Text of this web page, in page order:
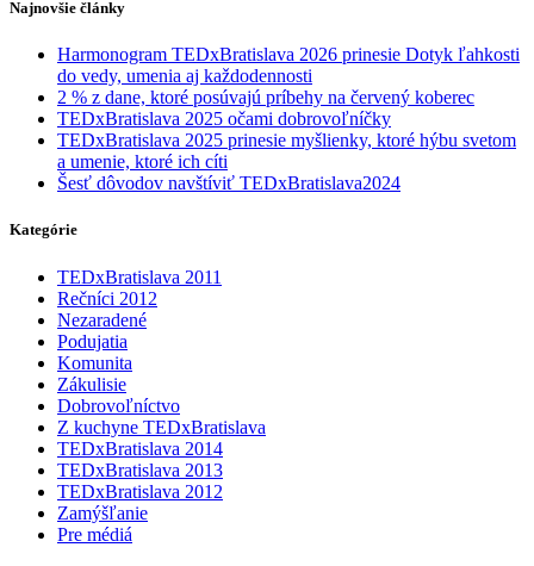
Najnovšie články
Harmonogram TEDxBratislava 2026 prinesie Dotyk ľahkosti
do vedy, umenia aj každodennosti
2 % z dane, ktoré posúvajú príbehy na červený koberec
TEDxBratislava 2025 očami dobrovoľníčky
TEDxBratislava 2025 prinesie myšlienky, ktoré hýbu svetom
a umenie, ktoré ich cíti
Šesť dôvodov navštíviť TEDxBratislava2024
Kategórie
TEDxBratislava 2011
Rečníci 2012
Nezaradené
Podujatia
Komunita
Zákulisie
Dobrovoľníctvo
Z kuchyne TEDxBratislava
TEDxBratislava 2014
TEDxBratislava 2013
TEDxBratislava 2012
Zamýšľanie
Pre médiá